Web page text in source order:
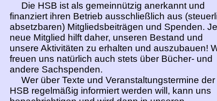
Die HSB ist als gemeinnützig anerkannt und
finanziert ihren Betrieb ausschließlich aus
absetzbaren) Mitgliedsbeiträgen und Spenden.
neue Mitglied hilft daher, unseren Bestand und
unsere Aktivitäten zu erhalten und auszubauen!
freuen uns natürlich auch stets über Bücher- und
andere Sachspenden.
Wer über Texte und Veranstaltungstermine der
HSB regelmäßig informiert werden will, kann uns